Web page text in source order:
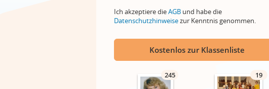
Ich akzeptiere dieAGB und habe die
Datenschutzhinweisezur Kenntnis genommen.
Kostenlos zur Klassenliste
245 19